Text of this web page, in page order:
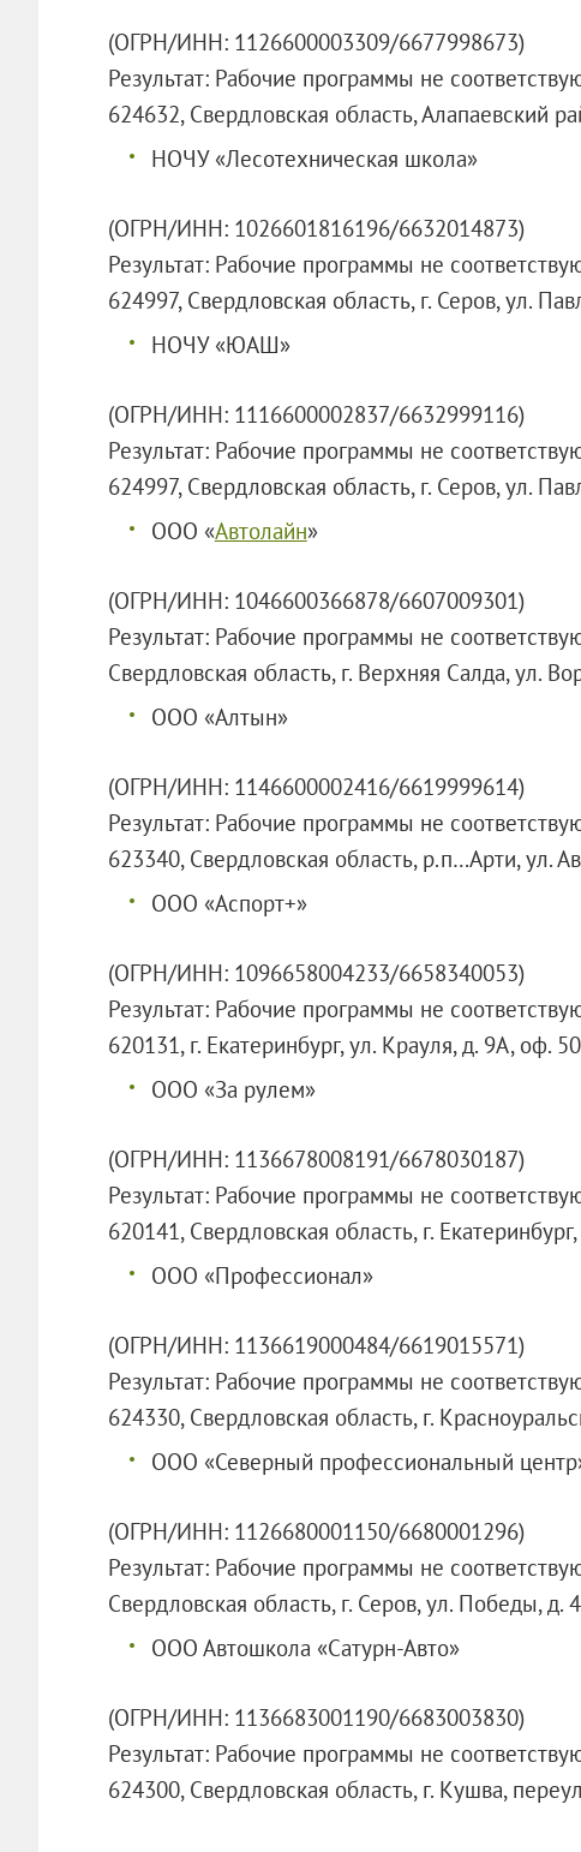
(ОГРН/ИНН: 1126600003309/6677998673)
Результат: Рабочие программы не
624632, Свердловская область, Алапаевский
НОЧУ «Лесотехническая школа»
(ОГРН/ИНН: 1026601816196/6632014873)
Результат: Рабочие программы не
624997, Свердловская область, г. Серов, ул.
НОЧУ «ЮАШ»
(ОГРН/ИНН: 1116600002837/6632999116)
Результат: Рабочие программы не
624997, Свердловская область, г. Серов, ул.
ООО «Автолайн»
(ОГРН/ИНН: 1046600366878/6607009301)
Результат: Рабочие программы не
Свердловская область, г. Верхняя Салда, ул.
ООО «Алтын»
(ОГРН/ИНН: 1146600002416/6619999614)
Результат: Рабочие программы не
623340, Свердловская область, р.п…Арти, ул.
ООО «Аспорт+»
(ОГРН/ИНН: 1096658004233/6658340053)
Результат: Рабочие программы не
620131, г. Екатеринбург, ул. Крауля, д. 9А, оф.
ООО «За рулем»
(ОГРН/ИНН: 1136678008191/6678030187)
Результат: Рабочие программы не
620141, Свердловская область, г.
ООО «Профессионал»
(ОГРН/ИНН: 1136619000484/6619015571)
Результат: Рабочие программы не
624330, Свердловская область, г.
ООО «Северный профессиональный
(ОГРН/ИНН: 1126680001150/6680001296)
Результат: Рабочие программы не
Свердловская область, г. Серов, ул. Победы, д.
ООО Автошкола «Сатурн-Авто»
(ОГРН/ИНН: 1136683001190/6683003830)
Результат: Рабочие программы не
624300, Свердловская область, г. Кушва,